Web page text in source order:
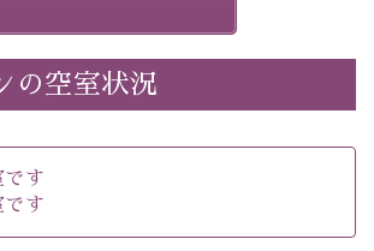
時、チェックアウト10時
個室食
消の創作和会席 美湖膳（二十四節気
の空室状況
です
です